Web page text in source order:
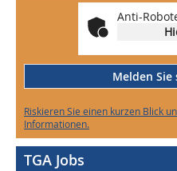
Anti-
Melden
Riskieren Sie einen kurzen Blick
Informationen.
TGA Jobs